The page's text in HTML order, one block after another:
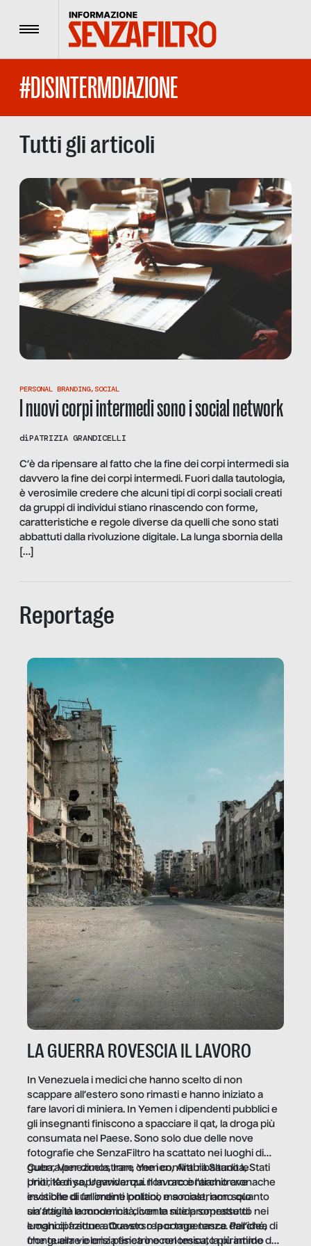
Menu
#DISINTERMDIAZIONE
Tutti gli articoli
PERSONAL BRANDING, SOCIAL
I nuovi corpi intermedi sono i social network
diPATRIZIA GRANDICELLI
C’è da ripensare al fatto che la fine dei corpi intermedi sia
davvero la fine dei corpi intermedi. Fuori dalla tautologia,
è verosimile credere che alcuni tipi di corpi sociali creati
da gruppi di individui stiano rinascendo con forme,
caratteristiche e regole diverse da quelli che sono stati
abbattuti dalla rivoluzione digitale. La lunga sbornia della
[…]
Reportage
LA GUERRA ROVESCIA IL LAVORO
In Venezuela i medici che hanno scelto di non
scappare all’estero sono rimasti e hanno iniziato a
fare lavori di miniera. In Yemen i dipendenti pubblici e
gli insegnanti finiscono a spacciare il qat, la droga più
consumata nel Paese. Sono solo due delle nove
fotografie che SenzaFiltro ha scattato nei luoghi di
guerra per dimostrare che i conflitti ribaltano le
priorità di sopravvivenza. Il lavoro è l’architrave
invisibile di un ordine politico e sociale, non solo
un’attività economica: diventa nitida soprattutto nei
luoghi di frattura. Questo reportage nasce dall’idea
che guerre e crisi penetrino nel tessuto più intimo
Cuba, Venezuela, Iran, Yemen, Arabia Saudita, Stati
Uniti, Kenya, Uganda: qui non raccontiamo cronache
esotiche di fallimenti lontani, ma mostriamo quanto
sia fragile la modernità, con le sue promesse di
emancipazione attraverso la competenza. Perché, di
fronte alla violenza fisica o economica, la piramide del